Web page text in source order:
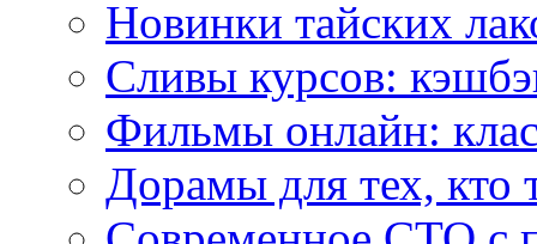
Новинки тайских
Сливы курсов:
Фильмы онлайн:
Дорамы для тех, кто